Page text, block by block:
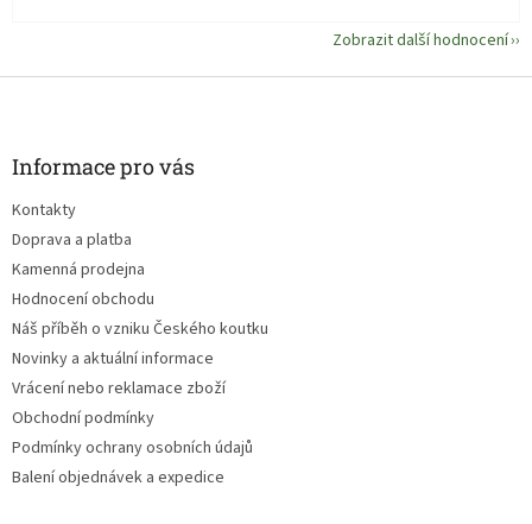
Zobrazit další hodnocení
Informace pro vás
Kontakty
Doprava a platba
Kamenná prodejna
Hodnocení obchodu
Náš příběh o vzniku Českého koutku
Novinky a aktuální informace
Vrácení nebo reklamace zboží
Obchodní podmínky
Podmínky ochrany osobních údajů
Balení objednávek a expedice